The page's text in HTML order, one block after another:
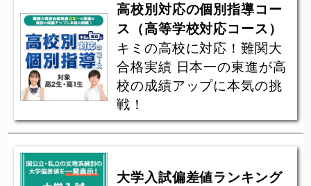
高校別対応の個別指導コー
ス（高等学校対応コース）
キミの高校に対応！難関大
合格実績 日本一の東進が高
校の成績アップに本気の挑
戦！
大学入試偏差値ランキング